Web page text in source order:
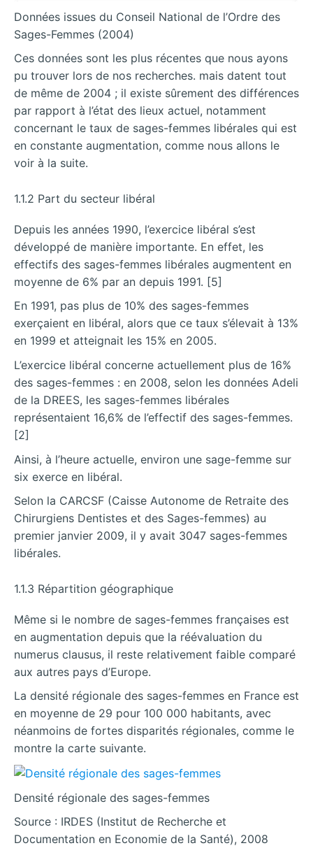
Données issues du Conseil National de l’Ordre des
Sages-Femmes (2004)
Ces données sont les plus récentes que nous ayons
pu trouver lors de nos recherches. mais datent tout
de même de 2004 ; il existe sûrement des différences
par rapport à l’état des lieux actuel, notamment
concernant le taux de sages-femmes libérales qui est
en constante augmentation, comme nous allons le
voir à la suite.
1.1.2 Part du secteur libéral
Depuis les années 1990, l’exercice libéral s’est
développé de manière importante. En effet, les
effectifs des sages-femmes libérales augmentent en
moyenne de 6% par an depuis 1991. [5]
En 1991, pas plus de 10% des sages-femmes
exerçaient en libéral, alors que ce taux s’élevait à 13%
en 1999 et atteignait les 15% en 2005.
L’exercice libéral concerne actuellement plus de 16%
des sages-femmes : en 2008, selon les données Adeli
de la DREES, les sages-femmes libérales
représentaient 16,6% de l’effectif des sages-femmes.
[2]
Ainsi, à l’heure actuelle, environ une sage-femme sur
six exerce en libéral.
Selon la CARCSF (Caisse Autonome de Retraite des
Chirurgiens Dentistes et des Sages-femmes) au
premier janvier 2009, il y avait 3047 sages-femmes
libérales.
1.1.3 Répartition géographique
Même si le nombre de sages-femmes françaises est
en augmentation depuis que la réévaluation du
numerus clausus, il reste relativement faible comparé
aux autres pays d’Europe.
La densité régionale des sages-femmes en France est
en moyenne de 29 pour 100 000 habitants, avec
néanmoins de fortes disparités régionales, comme le
montre la carte suivante.
Densité régionale des sages-femmes
Source : IRDES (Institut de Recherche et
Documentation en Economie de la Santé), 2008